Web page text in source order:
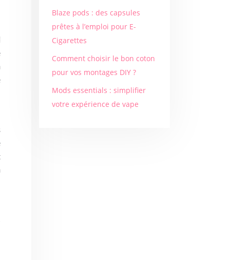
Blaze pods : des capsules
prêtes à l’emploi pour E-
Cigarettes
Comment choisir le bon coton
pour vos montages DIY ?
Mods essentials : simplifier
votre expérience de vape